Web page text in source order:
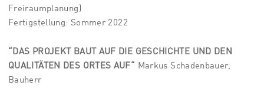
Freiraumplanung)
Fertigstellung: Sommer 2022
“DAS PROJEKT BAUT AUF DIE GESCHICHTE UND DEN
QUALITÄTEN DES ORTES AUF“
Markus Schadenbauer,
Bauherr